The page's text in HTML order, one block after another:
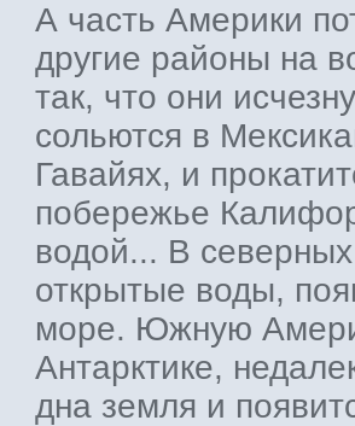
А часть Америки
другие районы на
так, что они
сольются в
Гавайях, и
побережье
водой... В
открытые воды,
море. Южную
Антарктике,
дна земля и